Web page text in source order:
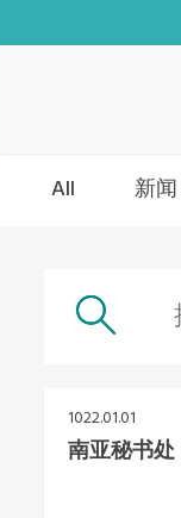
All 新闻
1022.01.01
南亚秘书处